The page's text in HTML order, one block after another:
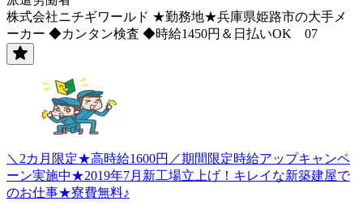
株式会社ニチギワールド ★勤務地★兵庫県姫路市の大手メ
ーカー ◆カンタン検査 ◆時給1450円＆日払いOK 07
＼2カ月限定★高時給1600円／期間限定時給アップキャンペ
ーン実施中★2019年7月新工場立上げ！キレイな新築建屋で
のお仕事★寮費無料♪